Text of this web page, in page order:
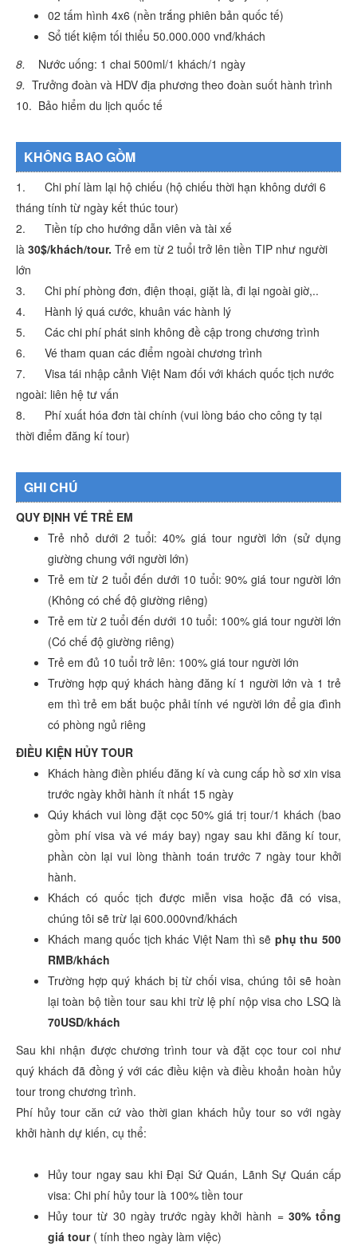
02 tấm hình 4x6 (nền trắng phiên bản quốc tế)
Sổ tiết kiệm tối thiểu 50.000.000 vnđ/khách
8. Nước uống: 1 chai 500ml/1 khách/1 ngày
9. Trưởng đoàn và HDV địa phương theo đoàn suốt hành trình
10. Bảo hiểm du lịch quốc tế
KHÔNG BAO GỒM
1. Chi phí làm lại hộ chiếu (hộ chiếu thời hạn không dưới 6
tháng tính từ ngày kết thúc tour)
2. Tiền típ cho hướng dẫn viên và tài xế
là 30$/khách/tour. Trẻ em từ 2 tuổi trở lên tiền TIP như người
lớn
3. Chi phí phòng đơn, điện thoại, giặt là, đi lại ngoài giờ,..
4. Hành lý quá cước, khuân vác hành lý
5. Các chi phí phát sinh không đề cập trong chương trình
6. Vé tham quan các điểm ngoài chương trình
7. Visa tái nhập cảnh Việt Nam đối với khách quốc tịch nước
ngoài: liên hệ tư vấn
8. Phí xuất hóa đơn tài chính (vui lòng báo cho công ty tại
thời điểm đăng kí tour)
GHI CHÚ
QUY ĐỊNH VÉ TRẺ EM
Trẻ nhỏ dưới 2 tuổi: 40% giá tour người lớn (sử dụng
giường chung với người lớn)
Trẻ em từ 2 tuổi đến dưới 10 tuổi: 90% giá tour người lớn
(Không có chế độ giường riêng)
Trẻ em từ 2 tuổi đến dưới 10 tuổi: 100% giá tour người lớn
(Có chế độ giường riêng)
Trẻ em đủ 10 tuổi trở lên: 100% giá tour người lớn
Trường hợp quý khách hàng đăng kí 1 người lớn và 1 trẻ
em thì trẻ em bắt buộc phải tính vé người lớn để gia đình
có phòng ngủ riêng
ĐIỀU KIỆN HỦY TOUR
Khách hàng điền phiếu đăng kí và cung cấp hồ sơ xin visa
trước ngày khởi hành ít nhất 15 ngày
Qúy khách vui lòng đặt cọc 50% giá trị tour/1 khách (bao
gồm phí visa và vé máy bay) ngay sau khi đăng kí tour,
phần còn lại vui lòng thành toán trước 7 ngày tour khởi
hành.
Khách có quốc tịch được miễn visa hoặc đã có visa,
chúng tôi sẽ trừ lại 600.000vnđ/khách
Khách mang quốc tịch khác Việt Nam thì sẽ phụ thu 500
RMB/khách
Trường hợp quý khách bị từ chối visa, chúng tôi sẽ hoàn
lại toàn bộ tiền tour sau khi trừ lệ phí nộp visa cho LSQ là
70USD/khách
Sau khi nhận được chương trình tour và đặt cọc tour coi như
quý khách đã đồng ý với các điều kiện và điều khoản hoàn hủy
tour trong chương trình.
Phí hủy tour căn cứ vào thời gian khách hủy tour so với ngày
khởi hành dự kiến, cụ thể:
Hủy tour ngay sau khi Đại Sứ Quán, Lãnh Sự Quán cấp
visa: Chi phí hủy tour là 100% tiền tour
Hủy tour từ 30 ngày trước ngày khởi hành = 30% tổng
giá tour( tính theo ngày làm việc)